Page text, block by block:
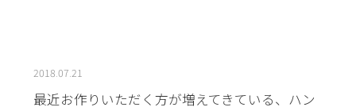
2018.07.21
最近お作りいただく方が増えてきている、ハン